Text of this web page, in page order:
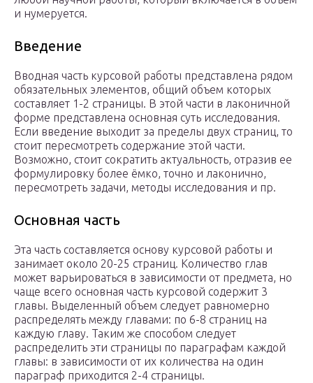
и нумеруется.
Введение
Вводная часть курсовой работы представлена рядом
обязательных элементов, общий объем которых
составляет 1-2 страницы. В этой части в лаконичной
форме представлена основная суть исследования.
Если введение выходит за пределы двух страниц, то
стоит пересмотреть содержание этой части.
Возможно, стоит сократить актуальность, отразив ее
формулировку более ёмко, точно и лаконично,
пересмотреть задачи, методы исследования и пр.
Основная часть
Эта часть составляется основу курсовой работы и
занимает около 20-25 страниц. Количество глав
может варьироваться в зависимости от предмета, но
чаще всего основная часть курсовой содержит 3
главы. Выделенный объем следует равномерно
распределять между главами: по 6-8 страниц на
каждую главу. Таким же способом следует
распределить эти страницы по параграфам каждой
главы: в зависимости от их количества на один
параграф приходится 2-4 страницы.